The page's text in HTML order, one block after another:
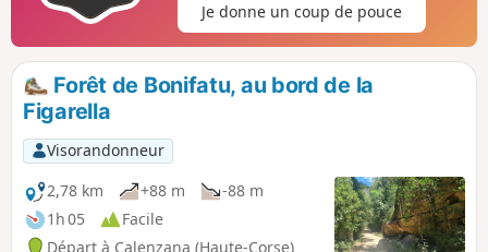
Je donne un coup de pouce
Forêt de Bonifatu, au bord de la
Figarella
Visorandonneur
2,78 km
+88 m
-88 m
1h 05
Facile
Départ à Calenzana (Haute-Corse)